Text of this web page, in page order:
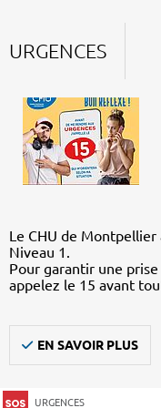
URGENCES
Le CHU de
Niveau 1.
Pour garantir une
appelez le 15 avant
EN SAVOIR PLUS
URGENCES